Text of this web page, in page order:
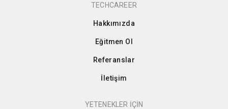
TECHCAREER
Hakkımızda
Eğitmen Ol
Referanslar
İletişim
YETENEKLER İÇİN